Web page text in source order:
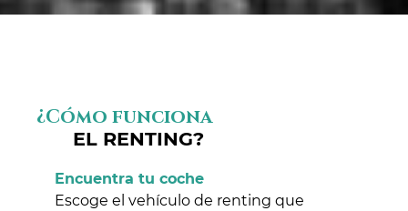
¿Cómo funciona
EL RENTING?
Encuentra tu coche
Escoge el vehículo de renting que